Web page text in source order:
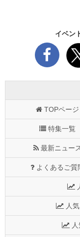
イベン
TOPページ
特集一覧
最新ニュー
よくあるご質
人